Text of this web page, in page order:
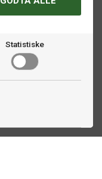
Statistiske